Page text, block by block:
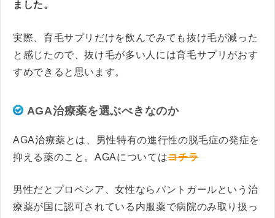
ました。
実際、育毛サプリだけを飲んでみても抜け毛が減った
と感じたので、抜け毛が多い人には育毛サプリがおす
すめできると思います。
AGA治療薬を選ぶべきなのか
AGA治療薬とは、男性特有の進行性の脱毛症の発症を
抑える薬のこと。AGAについてはコチラ
男性だとプロペシア、女性ならパントガールという治
療薬が国に認可されている内服薬で病院のみ取り扱っ